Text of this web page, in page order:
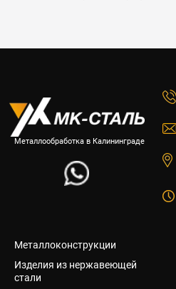
Металлообработка в Калининграде
Металлоконструкции
Изделия из нержавеющей
стали